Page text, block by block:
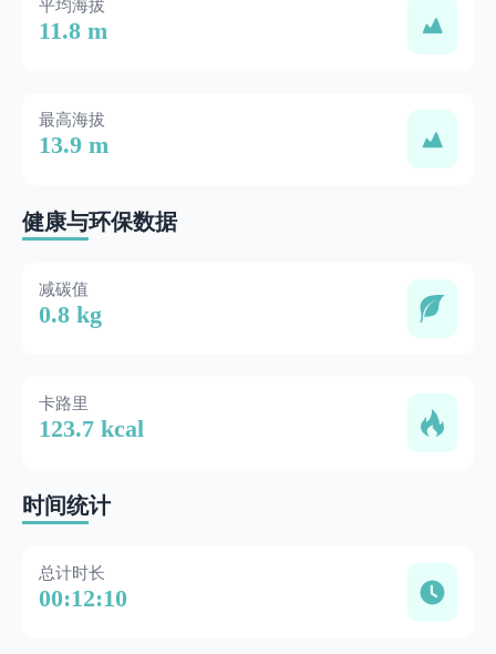
平均海拔
11.8 m
最高海拔
13.9 m
健康与环保数据
减碳值
0.8 kg
卡路里
123.7 kcal
时间统计
总计时长
00:12:10